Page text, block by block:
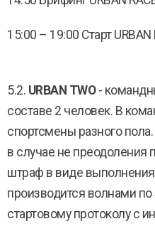
15:00 – 19:00 Старт URBAN
5.2. URBAN TWO-
составе 2 человек. В
спортсмены разного
в случае не преодоления
штраф в виде выполнения
производится волнами
стартовому протоколу с